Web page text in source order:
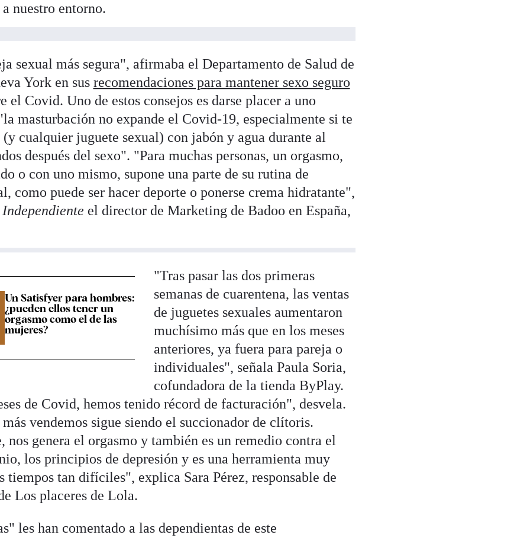
nuestro entorno.
sexual más segura", afirmaba el Departamento de Salud de
York en sus recomendaciones para mantener sexo seguro
el Covid. Uno de estos consejos es darse placer a uno
masturbación no expande el Covid-19, especialmente si te
(y cualquier juguete sexual) con jabón y agua durante al
después del sexo". "Para muchas personas, un orgasmo,
o con uno mismo, supone una parte de su rutina de
como puede ser hacer deporte o ponerse crema hidratante",
el director de Marketing de Badoo en España,
Un Satisfyer para hombres:
¿pueden ellos tener un
orgasmo como el de las
mujeres?
"Tras pasar las dos primeras
semanas de cuarentena, las ventas
de juguetes sexuales aumentaron
muchísimo más que en los meses
anteriores, ya fuera para pareja o
individuales", señala Paula Soria,
cofundadora de la tienda ByPlay.
de Covid, hemos tenido récord de facturación", desvela.
vendemos sigue siendo el succionador de clítoris.
nos genera el orgasmo y también es un remedio contra el
los principios de depresión y es una herramienta muy
tiempos tan difíciles", explica Sara Pérez, responsable de
Los placeres de Lola.
les han comentado a las dependientas de este